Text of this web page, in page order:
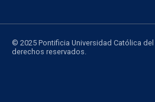
© 2025 Pontificia Universidad Católica del
derechos reservados.